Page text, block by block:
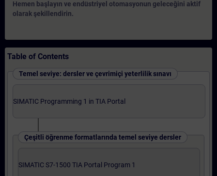
Hemen başlayın ve endüstriyel otomasyonun geleceğini aktif
olarak şekillendirin.
Table of Contents
Temel seviye: dersler ve çevrimiçi yeterlilik sınavı
SIMATIC Programming 1 in TIA Portal
Çeşitli öğrenme formatlarında temel seviye dersler
SIMATIC S7-1500 TIA Portal Program 1